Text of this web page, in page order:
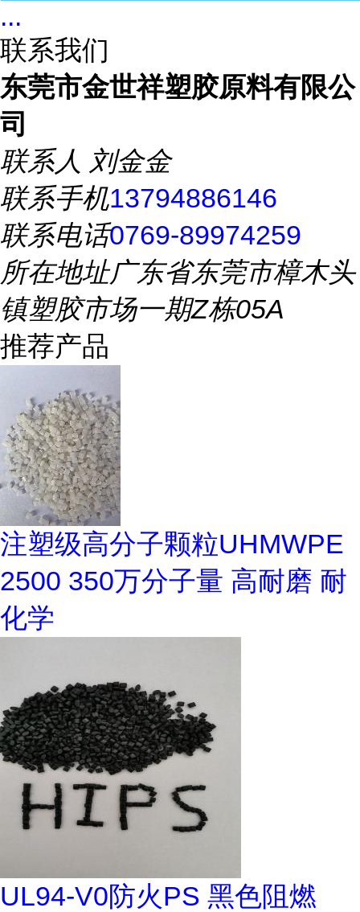
...
联系我们
东莞市金世祥塑胶原料有限公
司
联系人 刘金金
联系手机13794886146
联系电话0769-89974259
所在地址广东省东莞市樟木头
镇塑胶市场一期Z栋05A
推荐产品
注塑级高分子颗粒UHMWPE
2500 350万分子量 高耐磨 耐
化学
UL94-V0防火PS 黑色阻燃